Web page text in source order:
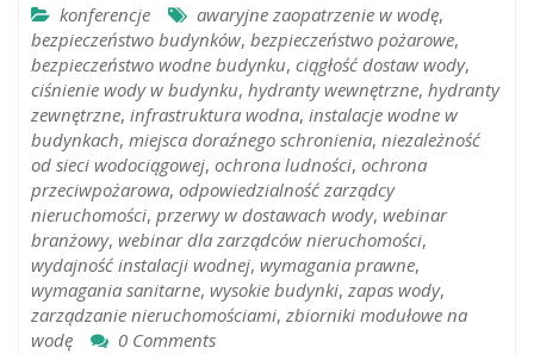
konferencje awaryjne zaopatrzenie w wodę,
bezpieczeństwo budynków, bezpieczeństwo pożarowe,
bezpieczeństwo wodne budynku, ciągłość dostaw wody,
ciśnienie wody w budynku, hydranty wewnętrzne, hydranty
zewnętrzne, infrastruktura wodna, instalacje wodne w
budynkach, miejsca doraźnego schronienia, niezależność
od sieci wodociągowej, ochrona ludności, ochrona
przeciwpożarowa, odpowiedzialność zarządcy
nieruchomości, przerwy w dostawach wody, webinar
branżowy, webinar dla zarządców nieruchomości,
wydajność instalacji wodnej, wymagania prawne,
wymagania sanitarne, wysokie budynki, zapas wody,
zarządzanie nieruchomościami, zbiorniki modułowe na
wodę
0 Comments